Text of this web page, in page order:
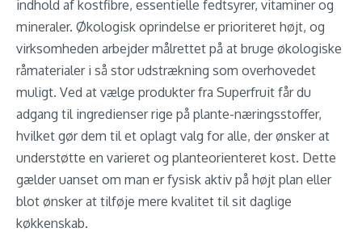
indhold af kostfibre, essentielle fedtsyrer, vitaminer og
mineraler. Økologisk oprindelse er prioriteret højt, og
virksomheden arbejder målrettet på at bruge økologiske
råmaterialer i så stor udstrækning som overhovedet
muligt. Ved at vælge produkter fra Superfruit får du
adgang til ingredienser rige på plante-næringsstoffer,
hvilket gør dem til et oplagt valg for alle, der ønsker at
understøtte en varieret og planteorienteret kost. Dette
gælder uanset om man er fysisk aktiv på højt plan eller
blot ønsker at tilføje mere kvalitet til sit daglige
køkkenskab.